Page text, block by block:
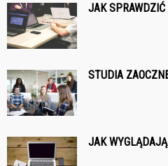
JAK
STUDIA
JAK